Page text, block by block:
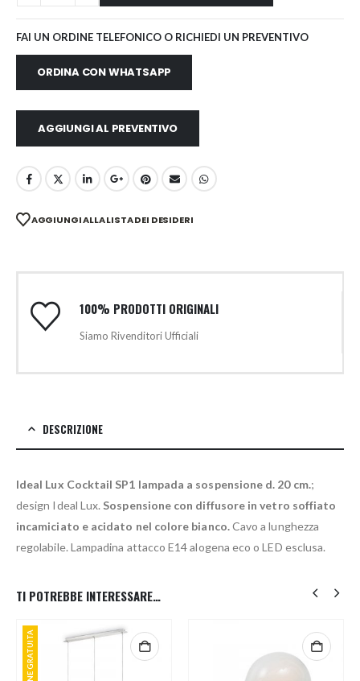
FAI UN ORDINE TELEFONICO O RICHIEDI UN PREVENTIVO
ORDINA CON WHATSAPP
AGGIUNGI AL PREVENTIVO
AGGIUNGI ALLA LISTA DEI DESIDERI
100% PRODOTTI ORIGINALI
Siamo Rivenditori Ufficiali
DESCRIZIONE
Ideal Lux Cocktail SP1 lampada a sospensione d. 20 cm.;
design Ideal Lux. Sospensione con diffusore in vetro soffiato
incamiciato e acidato nel colore bianco.Cavo a lunghezza
regolabile. Lampadina attacco E14 alogena eco o LED esclusa.
TI POTREBBE INTERESSARE…